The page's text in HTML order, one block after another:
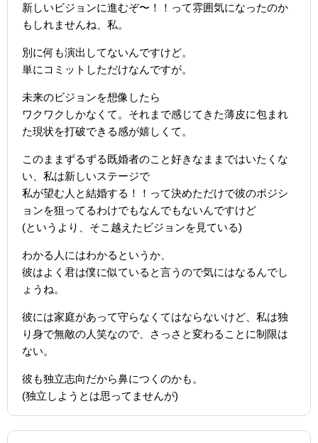
新しいビジョンに進むぞ〜！！って雰囲気になったのか
もしれませんね、私。
別に何も演出してないんですけど。
単にコミットしただけなんですが。
未来のビジョンを想像したら
ワクワクしかなくて。それまで感じてきた薄皮に包まれ
た現状を打破できる感が嬉しくて。
このままずるずる既婚者のこと好きなままではいたくな
い、私は新しいステージで
私が望む人と結婚する！！って決めただけで彼のポジシ
ョンを狙ってるわけでもなんでもないんですけど
(というより、そこ越えたビジョンを見ている)
わかる人にはわかるというか、
彼はよく君は僕に似ていると言うので気にはなるんでし
ょうね。
彼には家庭があって守らなくてはならないけど、私は独
り身で無敵の人笑なので、さっさと変わることに制限は
ない。
彼も独立志向だから鼻につくのかも。
(独立しようとは思ってませんが)